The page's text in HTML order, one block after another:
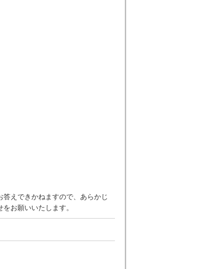
えできかねますので、あらかじ
お願いいたします。